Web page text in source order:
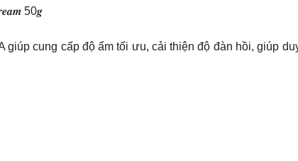
50𝒈
cung cấp độ ẩm tối ưu, cải thiện độ đàn hồi, giúp